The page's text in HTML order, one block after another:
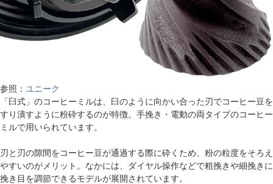
参照： ユニーク
「臼式」のコーヒーミルは、臼のように向かい合った刃でコーヒー豆を
すり潰すように粉砕するのが特徴。手挽き・電動の両タイプのコーヒー
ミルで用いられています。
刃と刃の隙間をコーヒー豆が通過する際に砕くため、粉の粒度をそろえ
やすいのがメリット。なかには、ダイヤル操作などで粗挽きや細挽きに
挽き目を調節できるモデルが展開されています。